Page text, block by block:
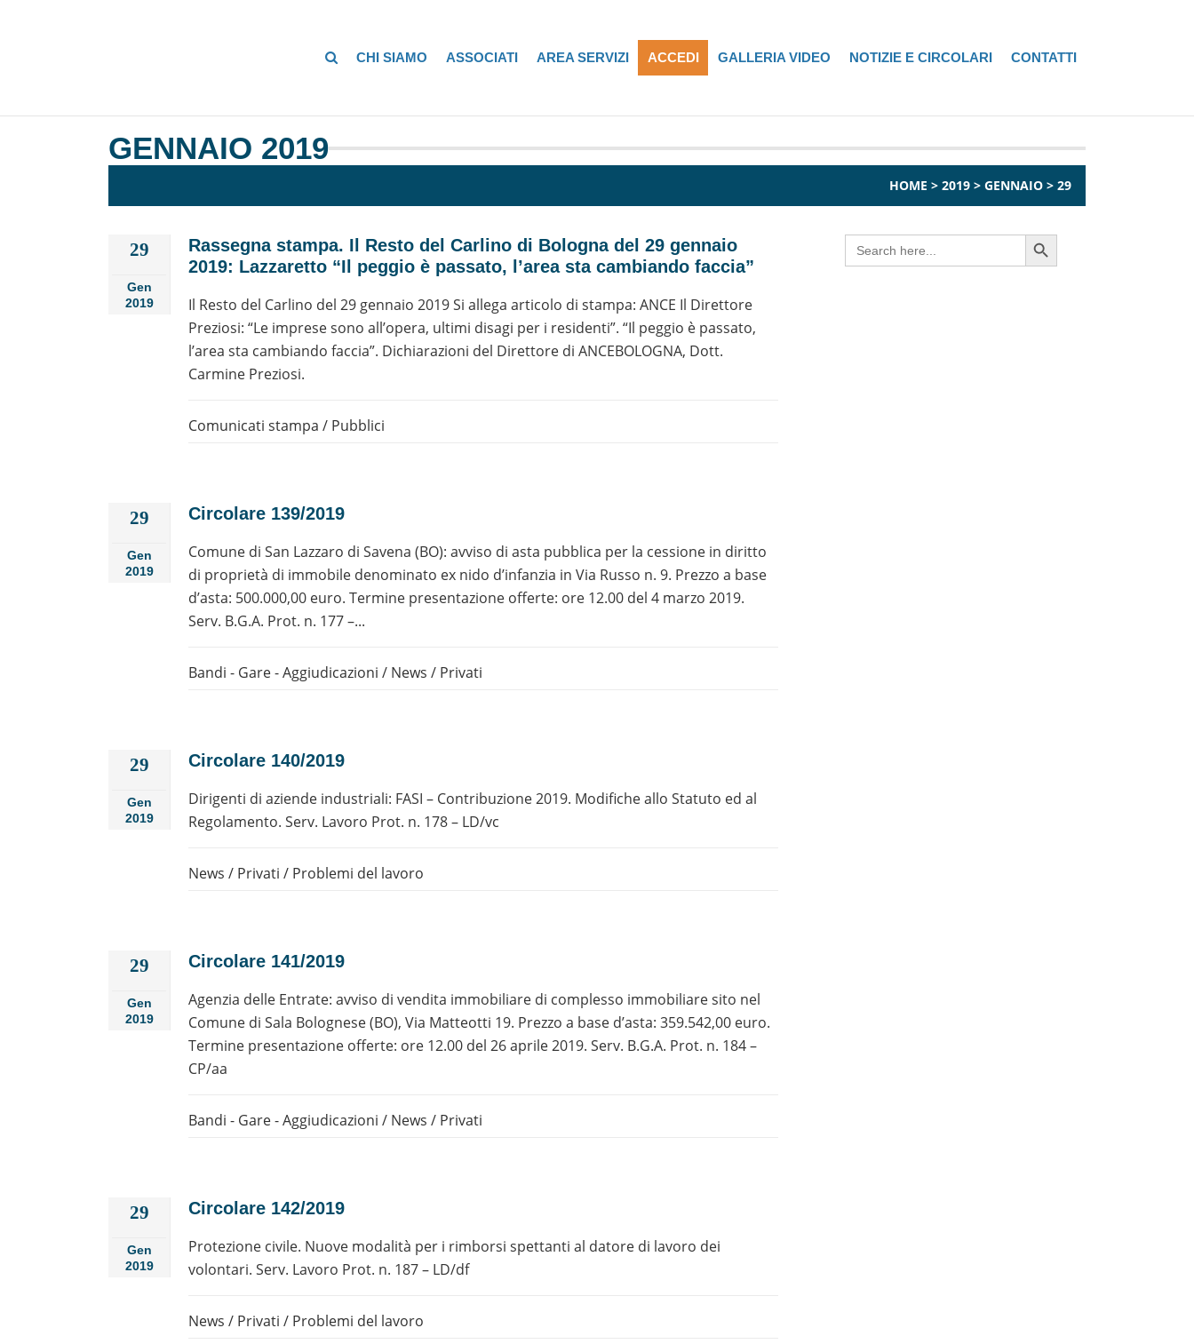
CHI SIAMO ASSOCIATI AREA SERVIZI ACCEDI GALLERIA VIDEO NOTIZIE E CIRCOLARI CONTATTI
GENNAIO 2019
HOME > 2019 > GENNAIO > 29
29
Gen
2019
Rassegna stampa. Il Resto del Carlino di Bologna del 29 gennaio
2019: Lazzaretto “Il peggio è passato, l’area sta cambiando faccia”
Il Resto del Carlino del 29 gennaio 2019 Si allega articolo di stampa: ANCE Il Direttore
Preziosi: “Le imprese sono all’opera, ultimi disagi per i residenti”. “Il peggio è passato,
l’area sta cambiando faccia”. Dichiarazioni del Direttore di ANCEBOLOGNA, Dott.
Carmine Preziosi.
Comunicati stampa / Pubblici
29
Gen
2019
Circolare 139/2019
Comune di San Lazzaro di Savena (BO): avviso di asta pubblica per la cessione in diritto
di proprietà di immobile denominato ex nido d’infanzia in Via Russo n. 9. Prezzo a base
d’asta: 500.000,00 euro. Termine presentazione offerte: ore 12.00 del 4 marzo 2019.
Serv. B.G.A. Prot. n. 177 –...
Bandi - Gare - Aggiudicazioni / News / Privati
29
Gen
2019
Circolare 140/2019
Dirigenti di aziende industriali: FASI – Contribuzione 2019. Modifiche allo Statuto ed al
Regolamento. Serv. Lavoro Prot. n. 178 – LD/vc
News / Privati / Problemi del lavoro
29
Gen
2019
Circolare 141/2019
Agenzia delle Entrate: avviso di vendita immobiliare di complesso immobiliare sito nel
Comune di Sala Bolognese (BO), Via Matteotti 19. Prezzo a base d’asta: 359.542,00 euro.
Termine presentazione offerte: ore 12.00 del 26 aprile 2019. Serv. B.G.A. Prot. n. 184 –
CP/aa
Bandi - Gare - Aggiudicazioni / News / Privati
29
Gen
2019
Circolare 142/2019
Protezione civile. Nuove modalità per i rimborsi spettanti al datore di lavoro dei
volontari. Serv. Lavoro Prot. n. 187 – LD/df
News / Privati / Problemi del lavoro
Search
for:
Search Button